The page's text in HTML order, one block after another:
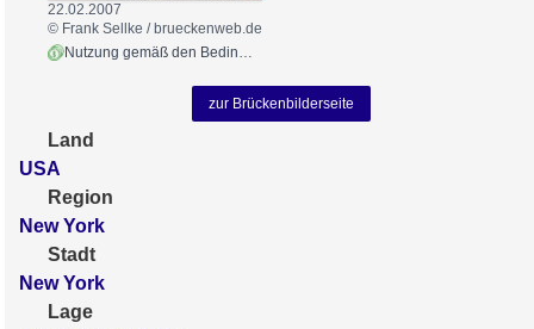
22.02.2007
© Frank Sellke / brueckenweb.de
Nutzung gemäß den Bedingungen
zur Brückenbilderseite
Land
USA
Region
New York
Stadt
New York
Lage